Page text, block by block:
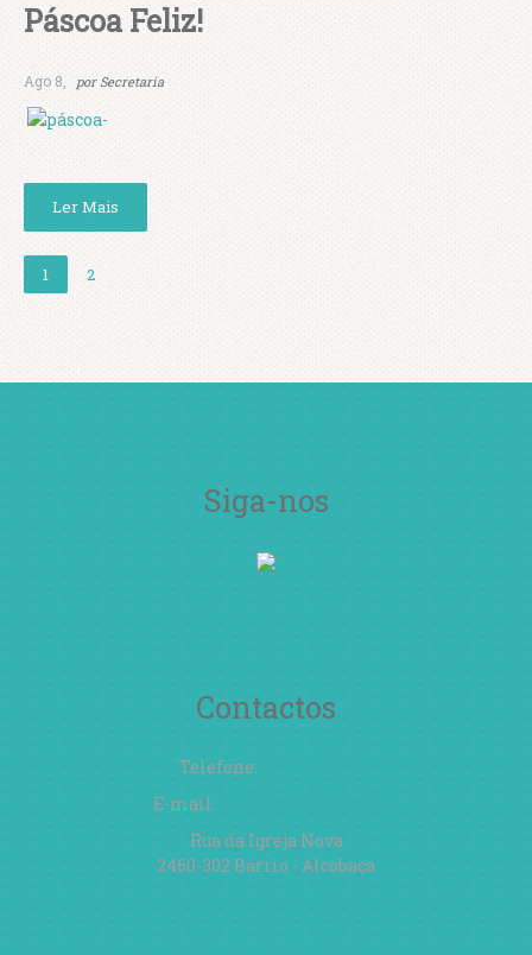
Páscoa Feliz!
Ago 8, por Secretaria
Ler Mais
1 2
Siga-nos
Contactos
Telefone:
E-mail:
Rua da Igreja Nova
2460-302 Bárrio - Alcobaça